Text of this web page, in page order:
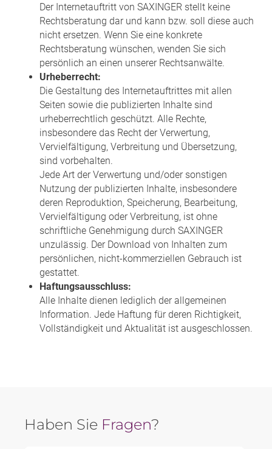
Der Internetauftritt von SAXINGER stellt keine
Rechtsberatung dar und kann bzw. soll diese auch
nicht ersetzen. Wenn Sie eine konkrete
Rechtsberatung wünschen, wenden Sie sich
persönlich an einen unserer Rechtsanwälte.
Urheberrecht:
Die Gestaltung des Internetauftrittes mit allen
Seiten sowie die publizierten Inhalte sind
urheberrechtlich geschützt. Alle Rechte,
insbesondere das Recht der Verwertung,
Vervielfältigung, Verbreitung und Übersetzung,
sind vorbehalten.
Jede Art der Verwertung und/oder sonstigen
Nutzung der publizierten Inhalte, insbesondere
deren Reproduktion, Speicherung, Bearbeitung,
Vervielfältigung oder Verbreitung, ist ohne
schriftliche Genehmigung durch SAXINGER
unzulässig. Der Download von Inhalten zum
persönlichen, nicht-kommerziellen Gebrauch ist
gestattet.
Haftungsausschluss:
Alle Inhalte dienen lediglich der allgemeinen
Information. Jede Haftung für deren Richtigkeit,
Vollständigkeit und Aktualität ist ausgeschlossen.
Haben Sie Fragen?